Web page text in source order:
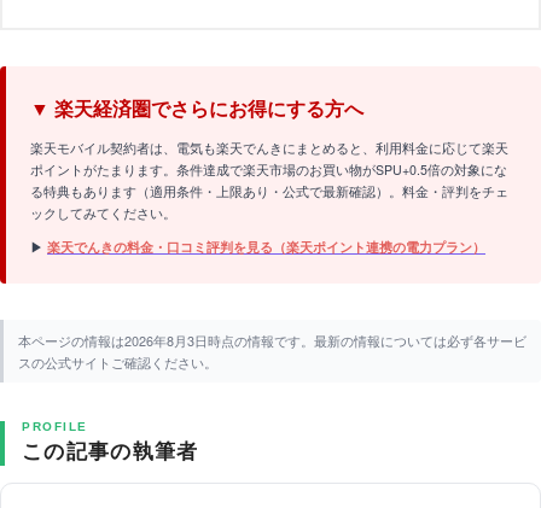
▼ 楽天経済圏でさらにお得にする方へ
楽天モバイル契約者は、電気も楽天でんきにまとめると、利用料金に応じて楽天
ポイントがたまります。条件達成で楽天市場のお買い物がSPU+0.5倍の対象にな
る特典もあります（適用条件・上限あり・公式で最新確認）。料金・評判をチェ
ックしてみてください。
▶ 楽天でんきの料金・口コミ評判を見る（楽天ポイント連携の電力プラン）
本ページの情報は2026年8月3日時点の情報です。最新の情報については必ず各サービ
スの公式サイトご確認ください。
PROFILE
この記事の執筆者